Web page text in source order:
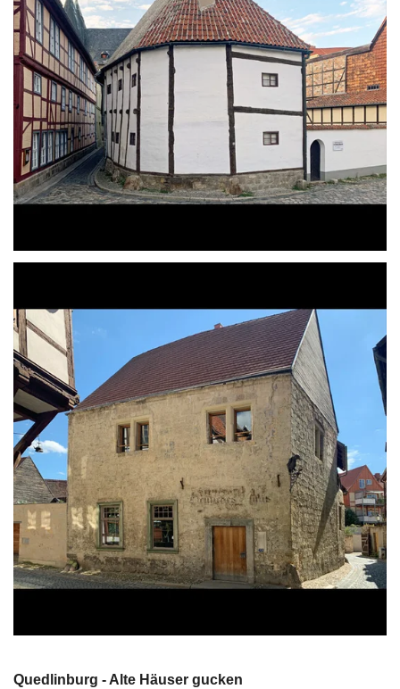
Quedlinburg - Alte Häuser gucken